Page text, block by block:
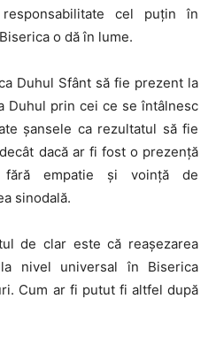
cel puțin în
o dă în lume.
Duhul Sfânt să fie prezent la
Duhul prin cei ce se întâlnesc
șansele ca rezultatul să fie
dacă ar fi fost o prezență
fără empatie și voință de
sinodală.
de clar este că reașezarea
nivel universal în Biserica
Cum ar fi putut fi altfel după